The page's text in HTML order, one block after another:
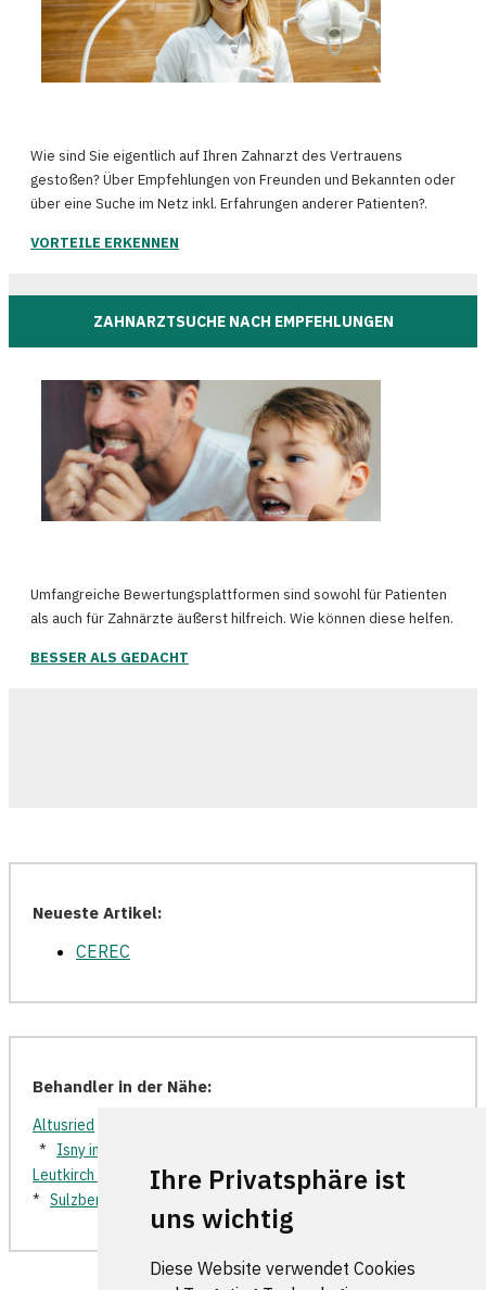
Ihre Privatsphäre ist
uns wichtig
Diese Website verwendet Cookies
Wie sind Sie eigentlich auf Ihren Zahnarzt des Vertrauens
gestoßen? Über Empfehlungen von Freunden und Bekannten oder
über eine Suche im Netz inkl. Erfahrungen anderer Patienten?.
VORTEILE ERKENNEN
ZAHNARZTSUCHE NACH EMPFEHLUNGEN
Umfangreiche Bewertungsplattformen sind sowohl für Patienten
als auch für Zahnärzte äußerst hilfreich. Wie können diese helfen.
BESSER ALS GEDACHT
Neueste Artikel:
CEREC
Behandler in der Nähe:
Altusried
* Isny im Allgäu
Leutkirch im Allgäu*Nesselwang*Röthenbach (Allgäu)
* Sulzberg Weitnau